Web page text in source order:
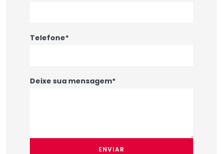
Telefone*
Deixe sua mensagem*
ENVIAR